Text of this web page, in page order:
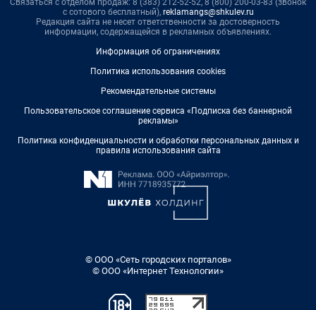
Связаться с отделом продаж: 8 (383) 212-52-52, 8 (800) 200-03-83 (звонок
с сотового бесплатный), reklamangs@shkulev.ru
Редакция сайта не несет ответственности за достоверность
информации, содержащейся в рекламных объявлениях.
Информация об ограничениях
Политика использования cookies
Рекомендательные системы
Пользовательское соглашение сервиса «Подписка без баннерной
рекламы»
Политика конфиденциальности и обработки персональных данных и
правила использования сайта
© ООО «Сеть городских порталов»
© ООО «Интернет Технологии»